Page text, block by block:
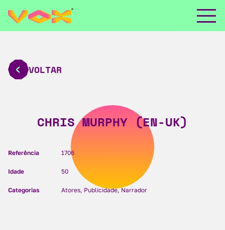
VOLTAR
CHRIS MURPHY (EN-UK)
Referência 1706
Idade 50
Categorias Atores, Publicidade, Narrador